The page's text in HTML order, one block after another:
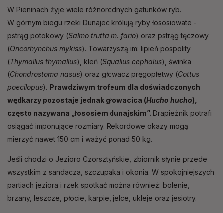
W Pieninach żyje wiele różnorodnych gatunków ryb.
W górnym biegu rzeki Dunajec królują ryby łososiowate -
pstrąg potokowy (Salmo trutta m. fario) oraz pstrąg tęczowy
(Oncorhynchus mykiss). Towarzyszą im: lipień pospolity
(Thymallus thymallus), kleń (Squalius cephalus), świnka
(Chondrostoma nasus) oraz głowacz pręgopłetwy (Cottus
poecilopus). Prawdziwym trofeum dla doświadczonych
wędkarzy pozostaje jednak głowacica (Hucho hucho),
często nazywana „łososiem dunajskim”. Drapieżnik potrafi
osiągać imponujące rozmiary. Rekordowe okazy mogą
mierzyć nawet 150 cm i ważyć ponad 50 kg.
Jeśli chodzi o Jezioro Czorsztyńskie, zbiornik słynie przede
wszystkim z sandacza, szczupaka i okonia. W spokojniejszych
partiach jeziora i rzek spotkać można również: bolenie,
brzany, leszcze, płocie, karpie, jelce, ukleje oraz jesiotry.